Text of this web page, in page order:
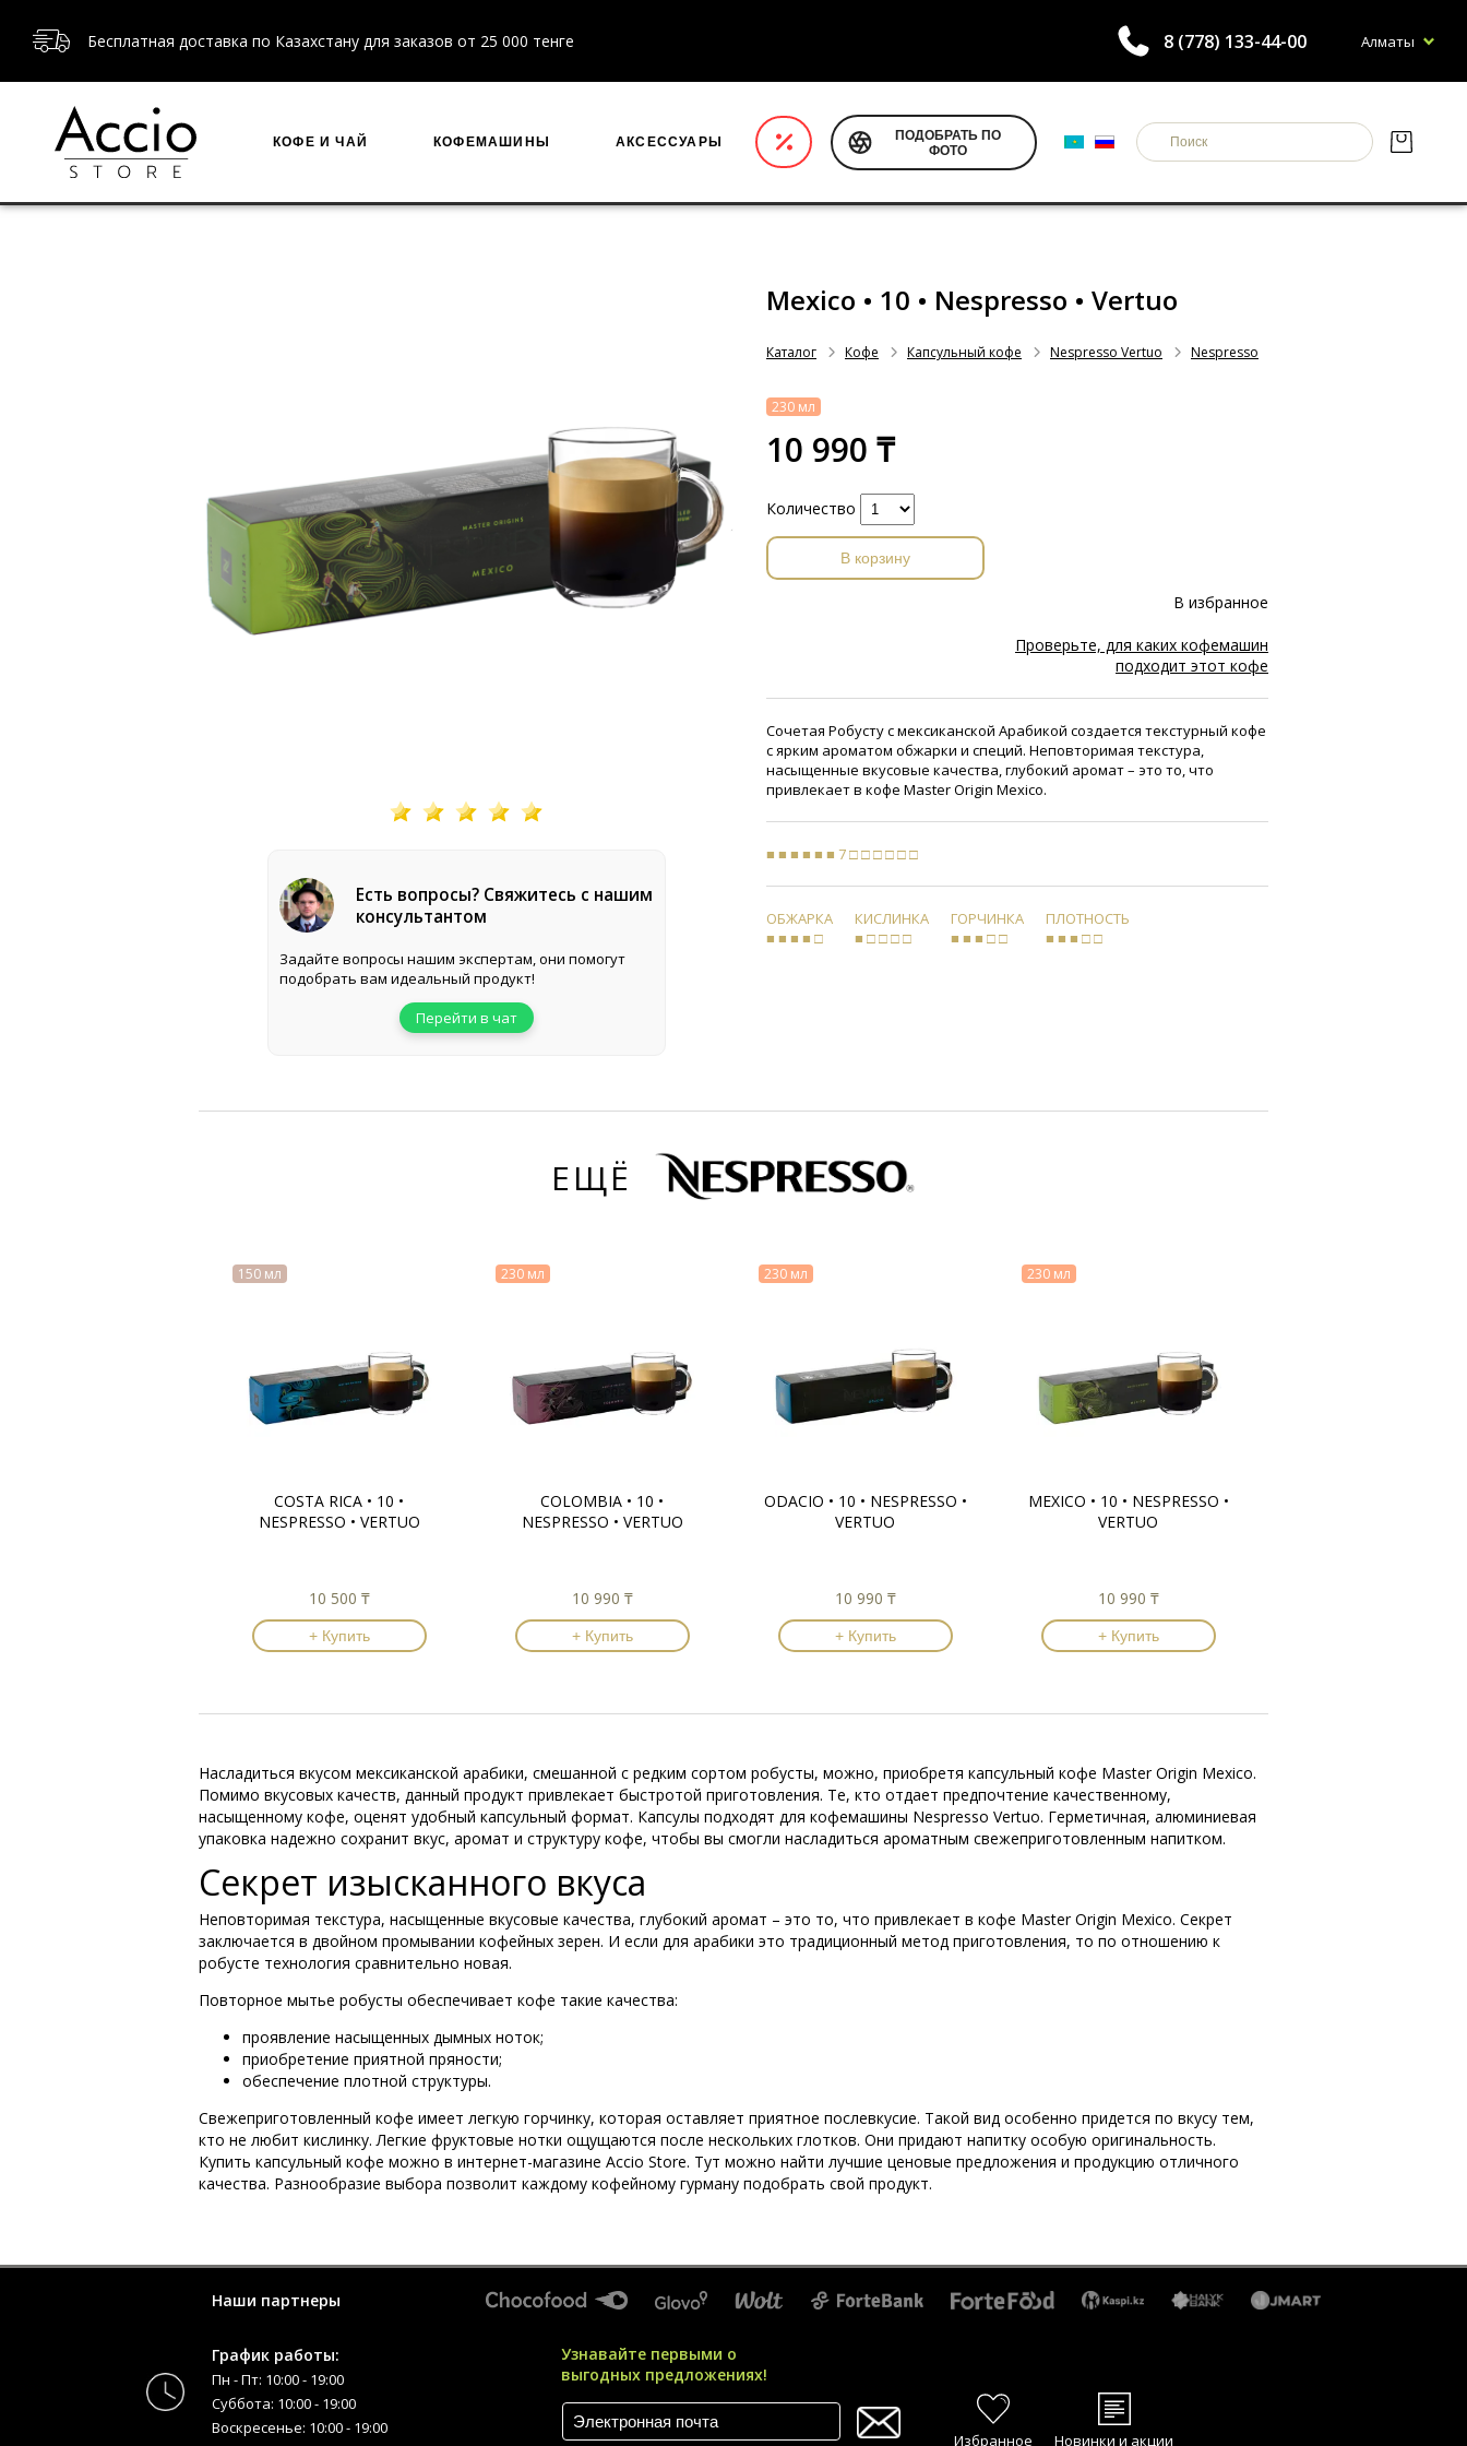
Бесплатная доставка по Казахстану для заказов от 25 000 тенге 8 (778) 133-44-00 Алматы
КОФЕ И ЧАЙ КОФЕМАШИНЫ АКСЕССУАРЫ
ПОДОБРАТЬ ПО
ФОТО
Есть вопросы? Свяжитесь с нашим
консультантом
Задайте вопросы нашим экспертам, они помогут
подобрать вам идеальный продукт!
Перейти в чат
Mexico • 10 • Nespresso • Vertuo
Каталог Кофе Капсульный кофе Nespresso Vertuo Nespresso
230 мл
10 990 ₸
Количество
В корзину
В избранное
Проверьте, для каких кофемашин
подходит этот кофе
Сочетая Робусту с мексиканской Арабикой создается текстурный кофе
с ярким ароматом обжарки и специй. Неповторимая текстура,
насыщенные вкусовые качества, глубокий аромат – это то, что
привлекает в кофе Master Origin Mexico.
■ ■ ■ ■ ■ ■ 7 □ □ □ □ □ □
ОБЖАРКА
■ ■ ■ ■ □
КИСЛИНКА
■ □ □ □ □
ГОРЧИНКА
■ ■ ■ □ □
ПЛОТНОСТЬ
■ ■ ■ □ □
ЕЩЁ
150 мл
COSTA RICA • 10 •
NESPRESSO • VERTUO
10 500 ₸
+ Купить
230 мл
COLOMBIA • 10 •
NESPRESSO • VERTUO
10 990 ₸
+ Купить
230 мл
ODACIO • 10 • NESPRESSO •
VERTUO
10 990 ₸
+ Купить
230 мл
MEXICO • 10 • NESPRESSO •
VERTUO
10 990 ₸
+ Купить
Насладиться вкусом мексиканской арабики, смешанной с редким сортом робусты, можно, приобретя капсульный кофе Master Origin Mexico.
Помимо вкусовых качеств, данный продукт привлекает быстротой приготовления. Те, кто отдает предпочтение качественному,
насыщенному кофе, оценят удобный капсульный формат. Капсулы подходят для кофемашины Nespresso Vertuo. Герметичная, алюминиевая
упаковка надежно сохранит вкус, аромат и структуру кофе, чтобы вы смогли насладиться ароматным свежеприготовленным напитком.
Секрет изысканного вкуса
Неповторимая текстура, насыщенные вкусовые качества, глубокий аромат – это то, что привлекает в кофе Master Origin Mexico. Секрет
заключается в двойном промывании кофейных зерен. И если для арабики это традиционный метод приготовления, то по отношению к
робусте технология сравнительно новая.
Повторное мытье робусты обеспечивает кофе такие качества:
проявление насыщенных дымных ноток;
приобретение приятной пряности;
обеспечение плотной структуры.
Свежеприготовленный кофе имеет легкую горчинку, которая оставляет приятное послевкусие. Такой вид особенно придется по вкусу тем,
кто не любит кислинку. Легкие фруктовые нотки ощущаются после нескольких глотков. Они придают напитку особую оригинальность.
Купить капсульный кофе можно в интернет-магазине Accio Store. Тут можно найти лучшие ценовые предложения и продукцию отличного
качества. Разнообразие выбора позволит каждому кофейному гурману подобрать свой продукт.
Наши партнеры
График работы:
Пн - Пт: 10:00 - 19:00
Суббота: 10:00 - 19:00
Воскресенье: 10:00 - 19:00
Узнавайте первыми о
выгодных предложениях!
Избранное Новинки и акции